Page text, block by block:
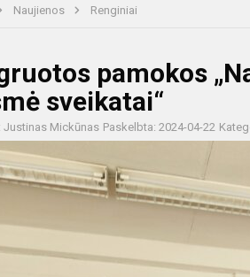
Naujienos Renginiai
pamokos
sveikatai“
Justinas Mickūnas Paskelbta: 2024-04-22